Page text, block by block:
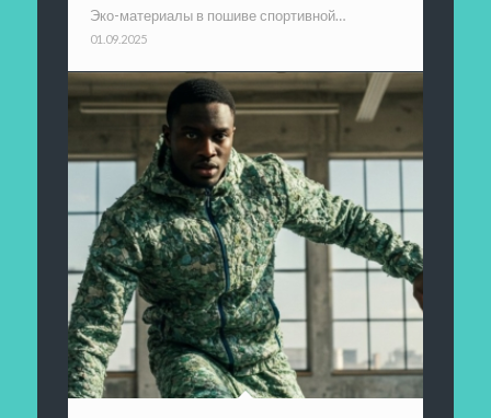
Эко-материалы в пошиве спортивной…
01.09.2025